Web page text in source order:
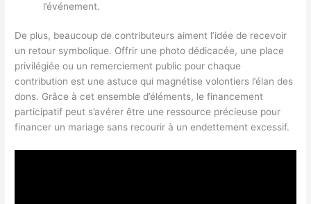
l’événement.
De plus, beaucoup de contributeurs aiment l’idée de recevoir
un retour symbolique. Offrir une photo dédicacée, une place
privilégiée ou un remerciement public pour chaque
contribution est une astuce qui magnétise volontiers l’élan des
dons. Grâce à cet ensemble d’éléments, le financement
participatif peut s’avérer être une ressource précieuse pour
financer un mariage sans recourir à un endettement excessif.